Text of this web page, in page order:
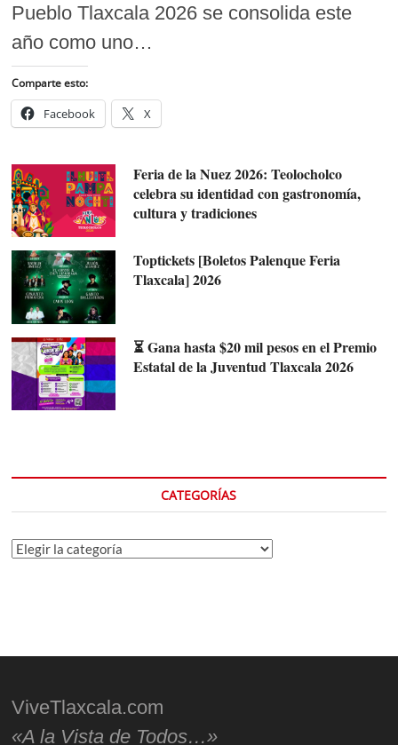
Pueblo Tlaxcala 2026 se consolida este
año como uno…
Comparte esto:
Facebook X
Feria de la Nuez 2026: Teolocholco
celebra su identidad con gastronomía,
cultura y tradiciones
Toptickets [Boletos Palenque Feria
Tlaxcala] 2026
⏳ Gana hasta $20 mil pesos en el Premio
Estatal de la Juventud Tlaxcala 2026
CATEGORÍAS
Categorías
ViveTlaxcala.com
«A la Vista de Todos…»